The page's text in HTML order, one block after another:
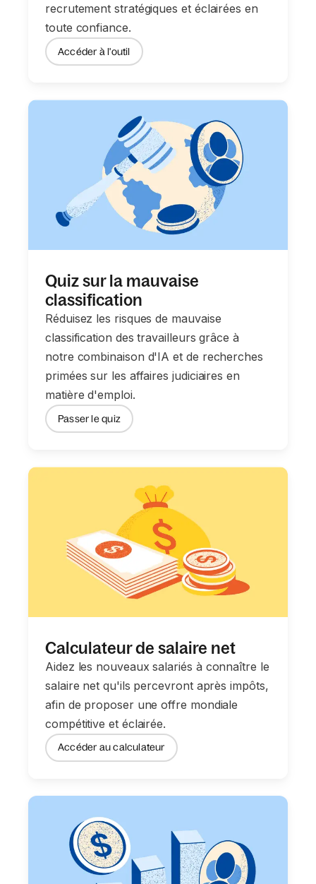
recrutement stratégiques et éclairées en
toute confiance.
Accéder à l'outil
Quiz sur la mauvaise
classification
Réduisez les risques de mauvaise
classification des travailleurs grâce à
notre combinaison d'IA et de recherches
primées sur les affaires judiciaires en
matière d'emploi.
Passer le quiz
Calculateur de salaire net
Aidez les nouveaux salariés à connaître le
salaire net qu'ils percevront après impôts,
afin de proposer une offre mondiale
compétitive et éclairée.
Accéder au calculateur